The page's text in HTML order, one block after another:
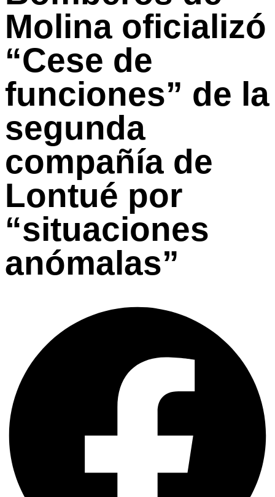
Molina oficializó
“Cese de
funciones” de la
segunda
compañía de
Lontué por
“situaciones
anómalas”